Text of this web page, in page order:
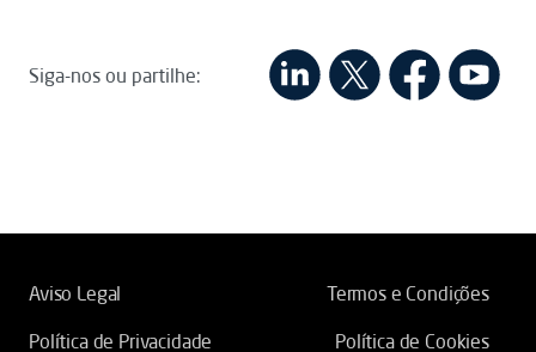
Siga-nos ou partilhe:
Aviso Legal
Termos e Condições
Política de Privacidade
Política de Cookies